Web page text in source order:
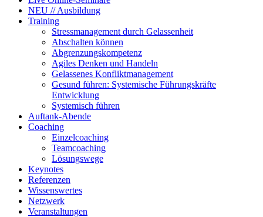
NEU // Ausbildung
Training
Stressmanagement durch Gelassenheit
Abschalten können
Abgrenzungskompetenz
Agiles Denken und Handeln
Gelassenes Konfliktmanagement
Gesund führen: Systemische Führungskräfte
Entwicklung
Systemisch führen
Auftank-Abende
Coaching
Einzelcoaching
Teamcoaching
Lösungswege
Keynotes
Referenzen
Wissenswertes
Netzwerk
Veranstaltungen